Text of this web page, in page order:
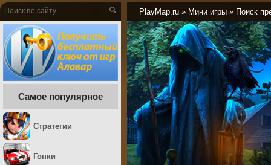
PlayMap.ru » Мини игры » Поиск
Самое популярное
Стратегии
Гонки